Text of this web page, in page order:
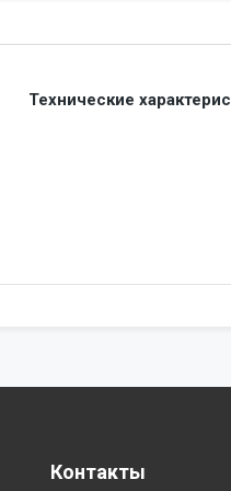
Технические
Контакты